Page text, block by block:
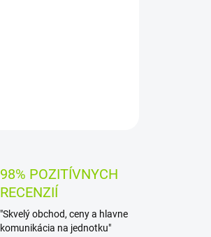
98% POZITÍVNYCH
RECENZIÍ
"Skvelý obchod, ceny a hlavne
komunikácia na jednotku"